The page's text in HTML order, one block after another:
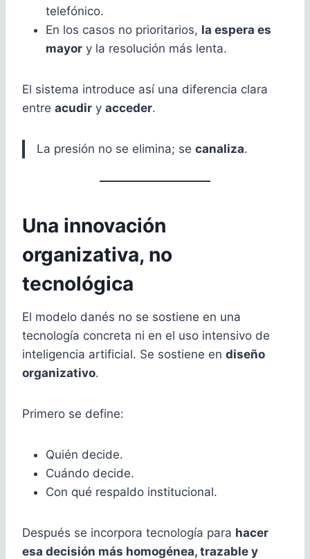
telefónico.
En los casos no prioritarios, la espera es
mayor y la resolución más lenta.
El sistema introduce así una diferencia clara
entre acudir y acceder.
La presión no se elimina; se canaliza.
Una innovación
organizativa, no
tecnológica
El modelo danés no se sostiene en una
tecnología concreta ni en el uso intensivo de
inteligencia artificial. Se sostiene en diseño
organizativo.
Primero se define:
Quién decide.
Cuándo decide.
Con qué respaldo institucional.
Después se incorpora tecnología para hacer
esa decisión más homogénea, trazable y